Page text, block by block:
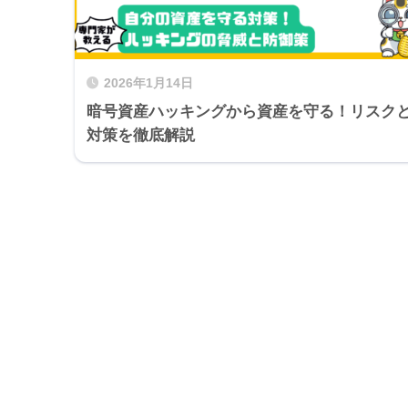
2026年1月14日
暗号資産ハッキングから資産を守る！リスク
対策を徹底解説